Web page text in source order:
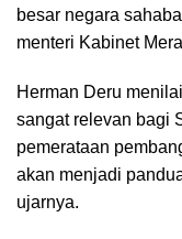
besar negara
menteri Kabinet
Herman Deru
sangat relevan bagi
pemerataan
akan menjadi
ujarnya.